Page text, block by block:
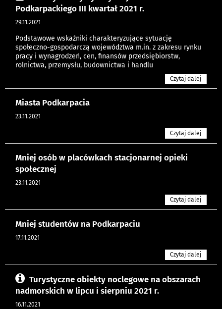
Podkarpackiego III kwartał 2021 r.
29.11.2021
Podstawowe wskaźniki charakteryzujące sytuację
społeczno-gospodarczą województwa m.in. z zakresu rynku
pracy i wynagrodzeń, cen, finansów przedsiębiorstw,
rolnictwa, przemysłu, budownictwa i handlu
Czytaj dalej
Miasta Podkarpacia
23.11.2021
Czytaj dalej
Mniej osób w placówkach stacjonarnej opieki
społecznej
23.11.2021
Czytaj dalej
Mniej studentów na Podkarpaciu
17.11.2021
Czytaj dalej
Turystyczne obiekty noclegowe na obszarach
nadmorskich w lipcu i sierpniu 2021 r.
16.11.2021